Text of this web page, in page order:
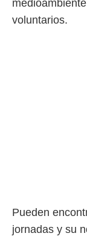
voluntarios.
Pueden
jornadas y su